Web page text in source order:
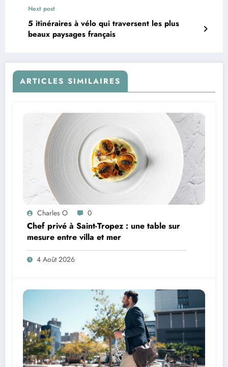
Next post
5 itinéraires à vélo qui traversent les plus
beaux paysages français
ARTICLES SIMILAIRES
Charles O 0
Chef privé à Saint-Tropez : une table sur
mesure entre villa et mer
4 Août 2026